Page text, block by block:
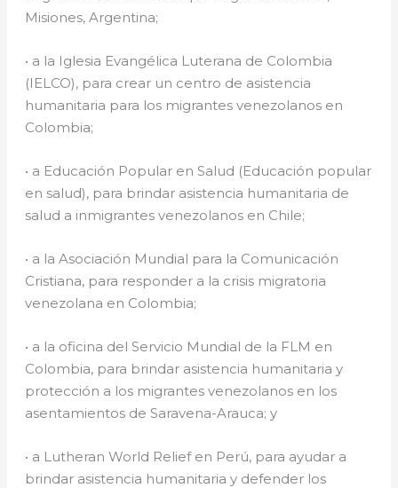
Misiones, Argentina;
• a la Iglesia Evangélica Luterana de Colombia
(IELCO), para crear un centro de asistencia
humanitaria para los migrantes venezolanos en
Colombia;
• a Educación Popular en Salud (Educación popular
en salud), para brindar asistencia humanitaria de
salud a inmigrantes venezolanos en Chile;
• a la Asociación Mundial para la Comunicación
Cristiana, para responder a la crisis migratoria
venezolana en Colombia;
• a la oficina del Servicio Mundial de la FLM en
Colombia, para brindar asistencia humanitaria y
protección a los migrantes venezolanos en los
asentamientos de Saravena-Arauca; y
• a Lutheran World Relief en Perú, para ayudar a
brindar asistencia humanitaria y defender los